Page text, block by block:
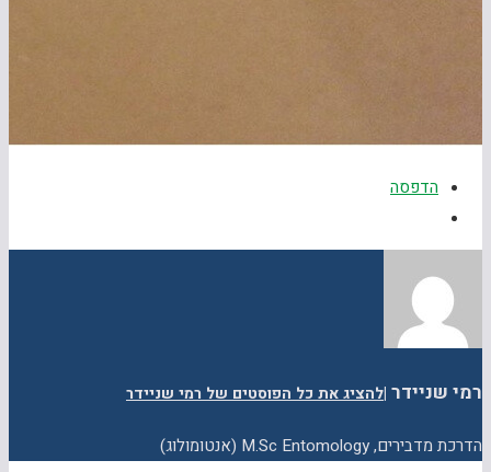
הדפסה
רמי שניידר |להציג את כל הפוסטים של רמי שניידר
הדרכת מדבירים, M.Sc Entomology (אנטומולוג)